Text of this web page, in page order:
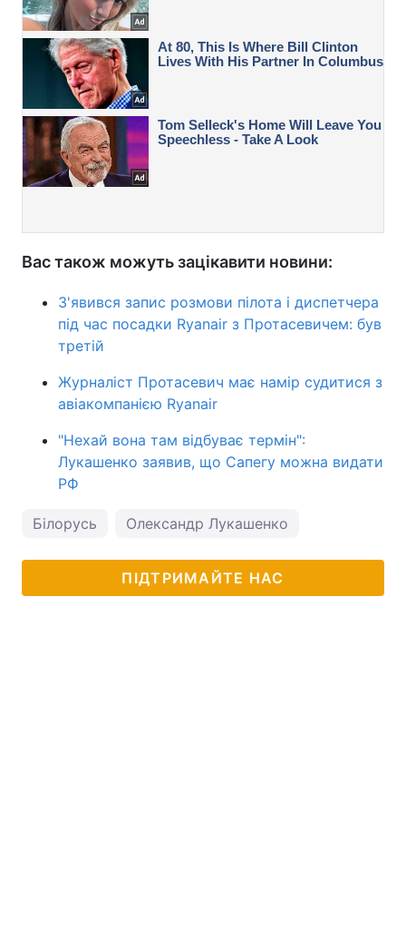
Вас також можуть зацікавити новини:
З'явився запис розмови пілота і диспетчера
під час посадки Ryanair з Протасевичем: був
третій
Журналіст Протасевич має намір судитися з
авіакомпанією Ryanair
"Нехай вона там відбуває термін":
Лукашенко заявив, що Сапегу можна видати
РФ
Білорусь Олександр Лукашенко
ПІДТРИМАЙТЕ НАС